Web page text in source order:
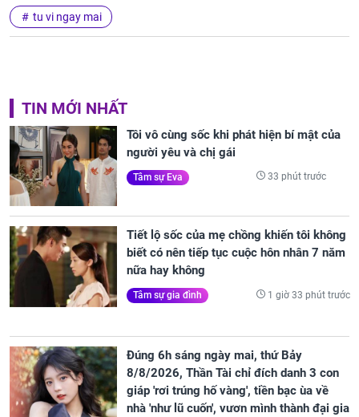
tu vi ngay mai
TIN MỚI NHẤT
Tôi vô cùng sốc khi phát hiện bí mật của
người yêu và chị gái
Tâm sự Eva 33 phút trước
Tiết lộ sốc của mẹ chồng khiến tôi không
biết có nên tiếp tục cuộc hôn nhân 7 năm
nữa hay không
Tâm sự gia đình 1 giờ 33 phút trước
Đúng 6h sáng ngày mai, thứ Bảy
8/8/2026, Thần Tài chỉ đích danh 3 con
giáp 'rơi trúng hố vàng', tiền bạc ùa về
nhà 'như lũ cuốn', vươn mình thành đại gia